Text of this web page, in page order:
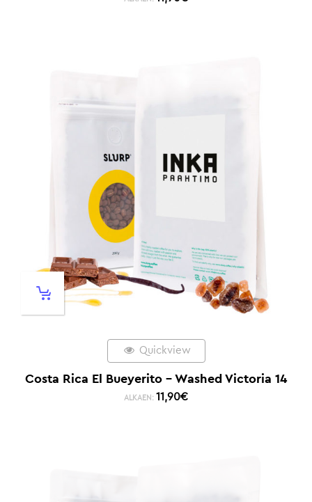
Quickview
Costa Rica El Bueyerito – Washed Victoria 14
ALKAEN: 11,90€